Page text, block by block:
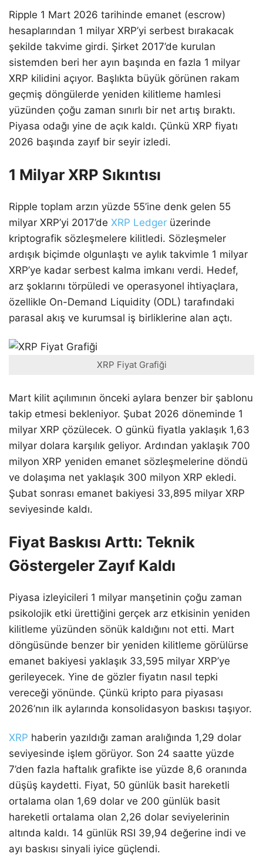
Ripple 1 Mart 2026 tarihinde emanet (escrow)
hesaplarından 1 milyar XRP’yi serbest bırakacak
şekilde takvime girdi. Şirket 2017’de kurulan
sistemden beri her ayın başında en fazla 1 milyar
XRP kilidini açıyor. Başlıkta büyük görünen rakam
geçmiş döngülerde yeniden kilitleme hamlesi
yüzünden çoğu zaman sınırlı bir net artış bıraktı.
Piyasa odağı yine de açık kaldı. Çünkü XRP fiyatı
2026 başında zayıf bir seyir izledi.
1 Milyar XRP Sıkıntısı
Ripple toplam arzın yüzde 55’ine denk gelen 55
milyar XRP’yi 2017’de XRP Ledger üzerinde
kriptografik sözleşmelere kilitledi. Sözleşmeler
ardışık biçimde olgunlaştı ve aylık takvimle 1 milyar
XRP’ye kadar serbest kalma imkanı verdi. Hedef,
arz şoklarını törpüledi ve operasyonel ihtiyaçlara,
özellikle On-Demand Liquidity (ODL) tarafındaki
parasal akış ve kurumsal iş birliklerine alan açtı.
XRP Fiyat Grafiği
Mart kilit açılımının önceki aylara benzer bir şablonu
takip etmesi bekleniyor. Şubat 2026 döneminde 1
milyar XRP çözülecek. O günkü fiyatla yaklaşık 1,63
milyar dolara karşılık geliyor. Ardından yaklaşık 700
milyon XRP yeniden emanet sözleşmelerine döndü
ve dolaşıma net yaklaşık 300 milyon XRP ekledi.
Şubat sonrası emanet bakiyesi 33,895 milyar XRP
seviyesinde kaldı.
Fiyat Baskısı Arttı: Teknik
Göstergeler Zayıf Kaldı
Piyasa izleyicileri 1 milyar manşetinin çoğu zaman
psikolojik etki ürettiğini gerçek arz etkisinin yeniden
kilitleme yüzünden sönük kaldığını not etti. Mart
döngüsünde benzer bir yeniden kilitleme görülürse
emanet bakiyesi yaklaşık 33,595 milyar XRP’ye
gerileyecek. Yine de gözler fiyatın nasıl tepki
vereceği yönünde. Çünkü kripto para piyasası
2026’nın ilk aylarında konsolidasyon baskısı taşıyor.
XRP haberin yazıldığı zaman aralığında 1,29 dolar
seviyesinde işlem görüyor. Son 24 saatte yüzde
7’den fazla haftalık grafikte ise yüzde 8,6 oranında
düşüş kaydetti. Fiyat, 50 günlük basit hareketli
ortalama olan 1,69 dolar ve 200 günlük basit
hareketli ortalama olan 2,26 dolar seviyelerinin
altında kaldı. 14 günlük RSI 39,94 değerine indi ve
ayı baskısı sinyali iyice güçlendi.